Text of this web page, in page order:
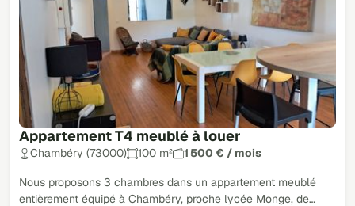
Appartement T4 meublé à louer
Chambéry (73000) 100 m² 1 500 € / mois
Nous proposons 3 chambres dans un appartement meublé
entièrement équipé à Chambéry, proche lycée Monge, de…